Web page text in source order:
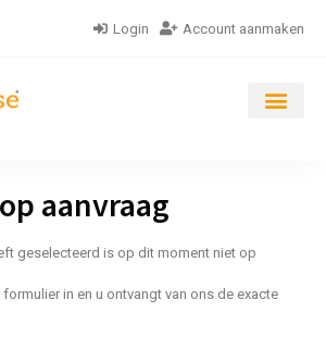
Login Account aanmaken
aanvraag
geselecteerd is op dit moment niet op
in en u ontvangt van ons de exacte